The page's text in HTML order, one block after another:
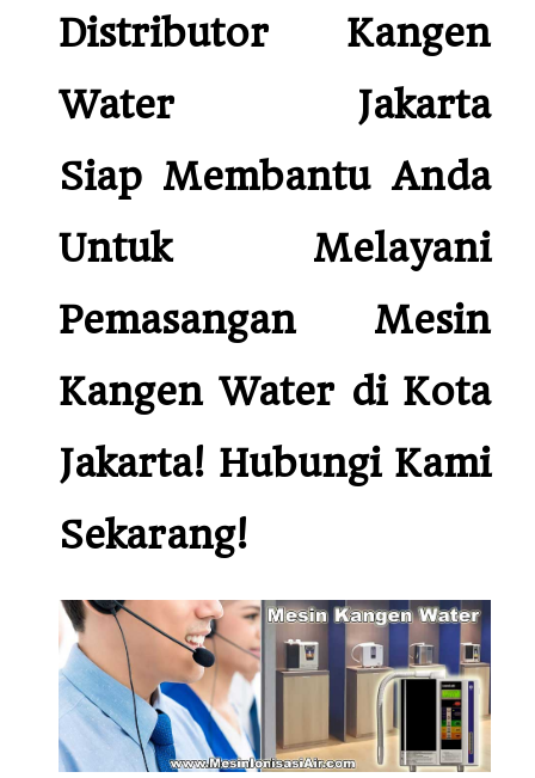
Distributor Kangen
Water Jakarta
Siap Membantu Anda
Untuk Melayani
Pemasangan Mesin
Kangen Water di Kota
Jakarta! Hubungi Kami
Sekarang!